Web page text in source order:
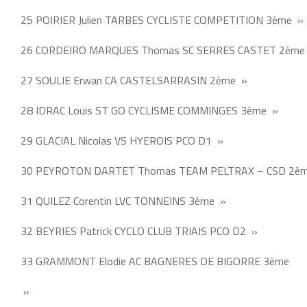
25 POIRIER Julien TARBES CYCLISTE COMPETITION 3ème »
26 CORDEIRO MARQUES Thomas SC SERRES CASTET
27 SOULIE Erwan CA CASTELSARRASIN 2ème »
28 IDRAC Louis ST GO CYCLISME COMMINGES 3ème »
29 GLACIAL Nicolas VS HYEROIS PCO D1 »
30 PEYROTON DARTET Thomas TEAM PELTRAX – CSD
31 QUILEZ Corentin LVC TONNEINS 3ème »
32 BEYRIES Patrick CYCLO CLUB TRIAIS PCO D2 »
33 GRAMMONT Elodie AC BAGNERES DE BIGORRE 3ème
»